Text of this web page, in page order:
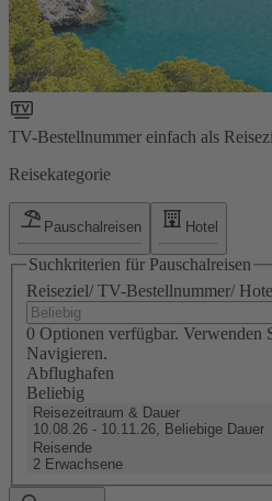
TV-Bestellnummer einfach als
Reisekategorie
Pauschalreisen Hotel
Suchkriterien für Pauschalreisen
Reiseziel/ TV-Bestellnummer/
0 Optionen verfügbar. Verwenden
Navigieren.
Abflughafen
Beliebig
Reisezeitraum & Dauer
10.08.26 - 10.11.26, Beliebige Dauer
Reisende
2 Erwachsene